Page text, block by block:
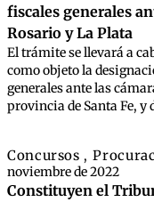
fiscales generales
Rosario y La Plata
El trámite se llevará a
como objeto la
generales ante las
provincia de Santa Fe, y
Concursos ,
noviembre de 2022
Constituyen el